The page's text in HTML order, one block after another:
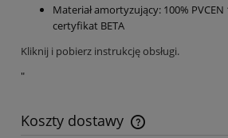
Materiał amortyzujący: 100%
certyfikat BETA
Kliknij i pobierz instrukcję obsługi.
"
Koszty dostawy
Cena nie zawiera ewentualnych kosztów